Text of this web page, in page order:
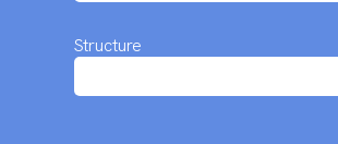
Structure